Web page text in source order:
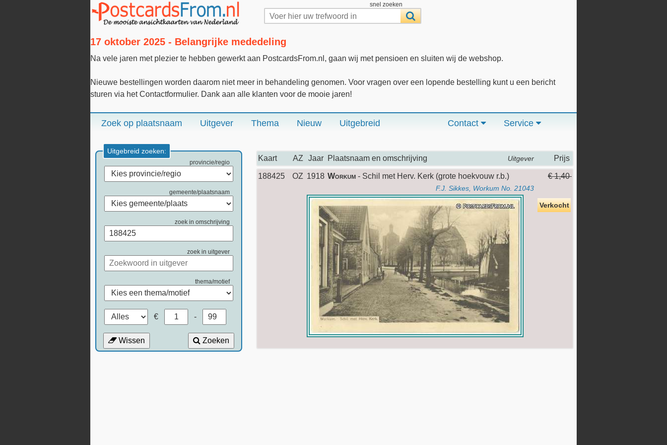
snel zoeken
17 oktober 2025 - Belangrijke mededeling
Na vele jaren met plezier te hebben gewerkt aan PostcardsFrom.nl, gaan wij met pensioen en sluiten wij de webshop.
Nieuwe bestellingen worden daarom niet meer in behandeling genomen. Voor vragen over een lopende bestelling kunt u een bericht
sturen via het Contactformulier. Dank aan alle klanten voor de mooie jaren!
Zoek op plaatsnaam Uitgever Thema Nieuw Uitgebreid Service
Contact
Uitgebreid zoeken:
provincie/regio
gemeente/plaatsnaam
zoek in omschrijving
zoek in uitgever
thema/motief
€ -
Wissen Zoeken
Kaart AZ Jaar Plaatsnaam en omschrijving Uitgever Prijs
188425 OZ 1918 Workum - Schil met Herv. Kerk (grote hoekvouw r.b.)
F.J. Sikkes, Workum No. 21043
€ 1,40
Verkocht